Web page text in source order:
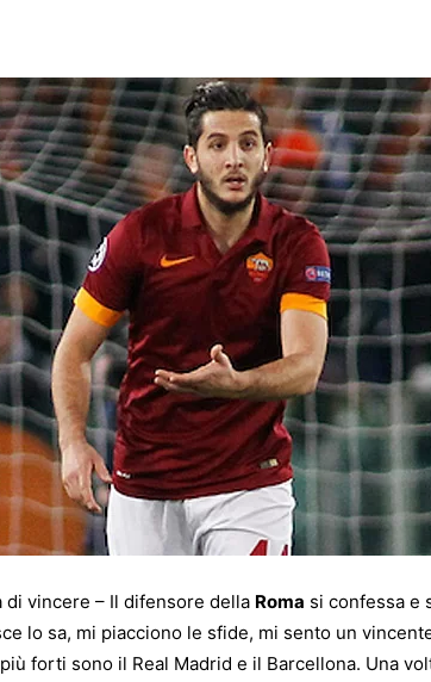
di vincere – Il difensore della Roma si confessa e
lo sa, mi piacciono le sfide, mi sento un
forti sono il Real Madrid e il Barcellona. Una